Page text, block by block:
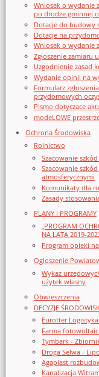
Wniosek o wydanie
po drodze gminnej
Dotacje do budowy
Dotacje na
Wniosek o wydanie
Zgłoszenie zamiaru
Uzgodnienie zasad
Wydanie opinii na
Formularz
przydomowych
Pismo dotyczące
modeLOWE
Ochrona Środowiska
Rolnictwo
Szacowanie
Szacowanie
atmosferycznymi
Komunikaty dla
Zasady
PLANY I PROGRAMY
„PROGRAM
NA LATA 2019-
Program opieki
Ogloszenie
Wykaz
użytek własny
Obwieszczenia
DECYZJE
Eurotter
Farma
Tymbark -
Droga Selwa -
Agaplast
Kanalizacja